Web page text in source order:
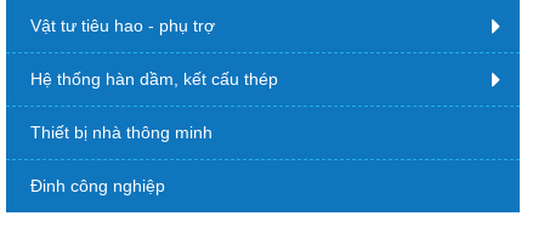
Vật tư tiêu hao - phụ trợ
Hệ thống hàn dầm, kết cấu thép
Thiết bị nhà thông minh
Đinh công nghiệp